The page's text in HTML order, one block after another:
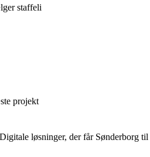
staffeli
projekt
løsninger, der får Sønderborg til